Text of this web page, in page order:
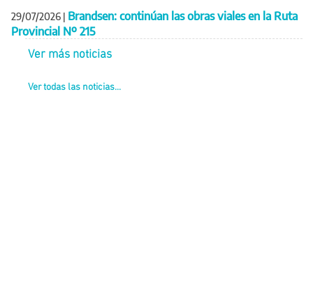
29/07/2026 | Brandsen: continúan las obras viales en la Ruta
Provincial Nº 215
Ver más noticias
Ver todas las noticias...